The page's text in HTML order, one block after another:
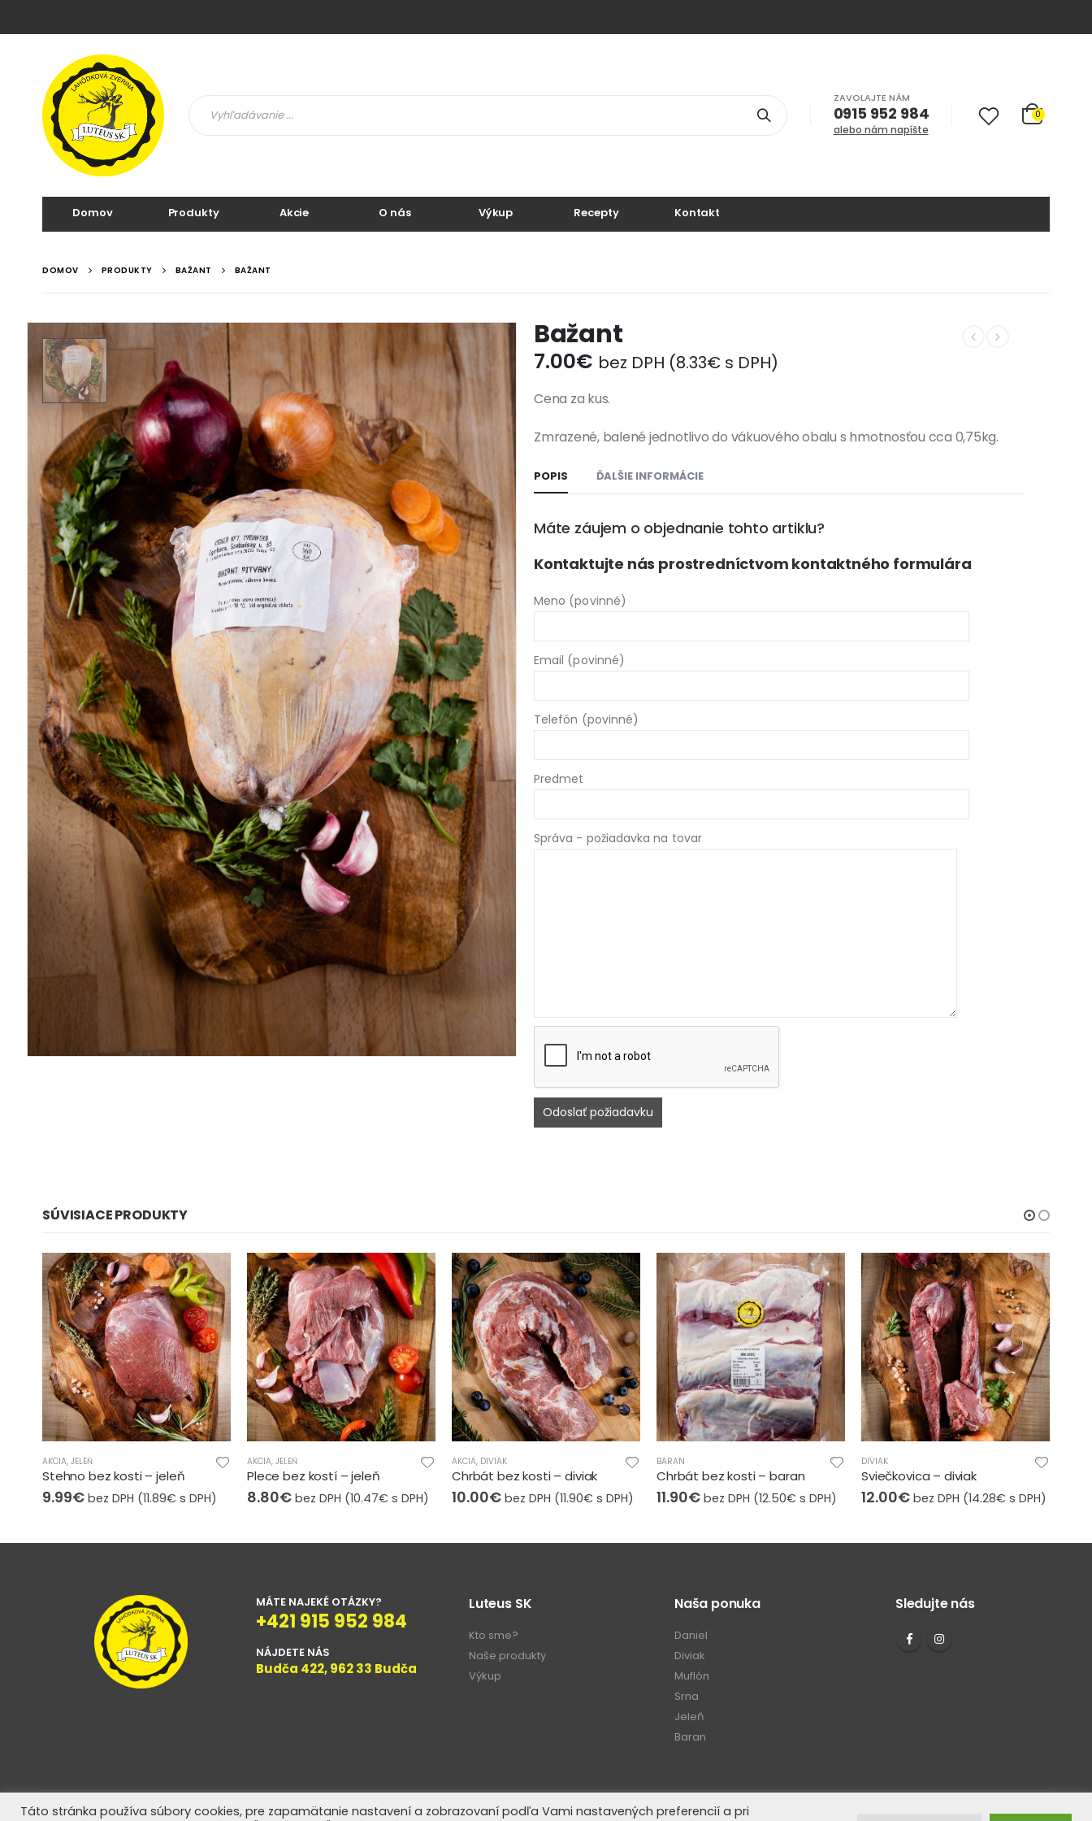
ZAVOLAJTE NÁM
0915 952 984
alebo nám napíšte
0
Domov Produkty Akcie O nás Výkup Recepty Kontakt
DOMOV PRODUKTY BAŽANT BAŽANT
Bažant
7.00€ bez DPH (8.33€ s DPH)
Cena za kus.
Zmrazené, balené jednotlivo do vákuového obalu s hmotnosťou cca 0,75kg.
POPIS ĎALŠIE INFORMÁCIE
Máte záujem o objednanie tohto artiklu?
Kontaktujte nás prostredníctvom kontaktného formulára
Meno (povinné)
Email (povinné)
Telefón (povinné)
Predmet
Správa - požiadavka na tovar
SÚVISIACE PRODUKTY
AKCIA, JELEŇ
Plece bez kostí – jeleň
8.80€ bez DPH (10.47€s DPH)
AKCIA, DIVIAK
Chrbát bez kosti – diviak
10.00€ bez DPH (11.90€ s DPH)
BARAN
Chrbát bez kosti – baran
11.90€ bez DPH ( 12.50€s DPH)
DIVIAK
Sviečkovica – diviak
12.00€ bez DPH (14.28€s DPH)
AKCIA,
Stehno bez kosti – diviak
9.80€ bez DPH ( 11.66€s DPH)
MÁTE NAJEKÉ OTÁZKY?
+421 915 952 984
NÁJDETE NÁS
Budča 422, 962 33 Budča
Luteus SK
Kto sme?
Naše produkty
Výkup
Naša ponuka
Daniel
Diviak
Muflón
Srna
Jeleň
Baran
Sledujte nás
Táto stránka používa súbory cookies, pre zapamätanie nastavení a zobrazovaní podľa Vami nastavených preferencií a pri